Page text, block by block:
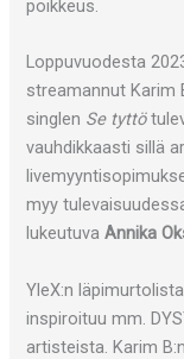
poikkeus.
Loppuvuodesta
streamannut Karim
singlen Se tyttö
vauhdikkaasti sillä
myy
lukeutuvaAnnika
YleX:n
inspiroituu mm.
artisteista. Karim